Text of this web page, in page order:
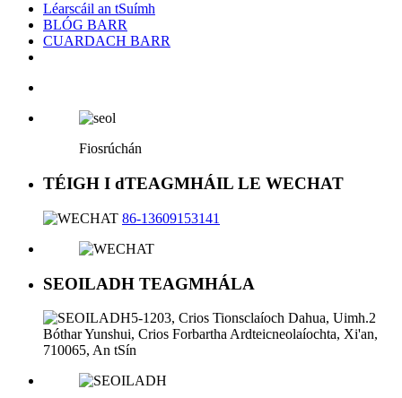
Léarscáil an tSuímh
BLÓG BARR
CUARDACH BARR
Fiosrúchán
TÉIGH I dTEAGMHÁIL LE WECHAT
86-13609153141
SEOILADH TEAGMHÁLA
5-1203, Crios Tionsclaíoch Dahua, Uimh.2
Bóthar Yunshui, Crios Forbartha Ardteicneolaíochta, Xi'an,
710065, An tSín